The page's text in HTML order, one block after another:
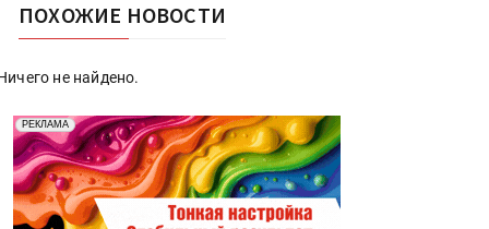
ПОХОЖИЕ НОВОСТИ
не найдено.
РЕКЛАМА
Реклама. Рекламодатель ООО "Передовые Системы
Печати" erid: 2SDnjd2d4Qz